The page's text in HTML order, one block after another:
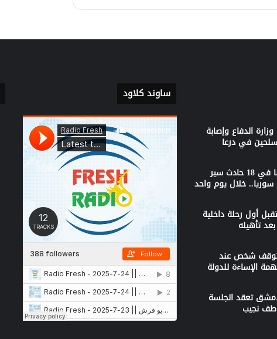
الدفاع وإصابة
في درعا
3 وفيات و21 مصابا في 18 حادث سير
خلال يوم واحد
أول رحلة داخلية
تأهيله
توقف شخص عند
الإساءة للدولة
تعقد الجلسة
نجيب
ساوند كلاود